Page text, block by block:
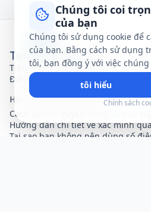
Trang chủGiới thiệu Liên hệChính
Điều khoản & Điều kiệnTrợ giúp
Hướng dẫn & Bài viết
Cách bảo vệ quyền riêng tư trực
Hướng dẫn chi tiết về xác minh
Tại sao bạn không nên dùng số
Chúng tôi coi
của bạn
Chúng tôi sử dụng cookie để
của bạn. Bằng cách sử dụng
tôi, bạn đồng ý với việc
tôi hiểu
Chính sách